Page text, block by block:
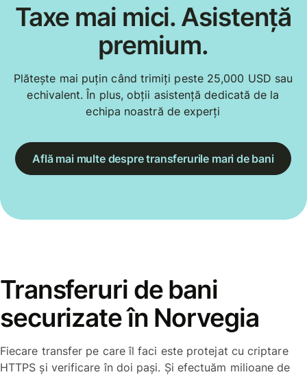
Taxe mai mici. Asistență
premium.
Plătește mai puțin când trimiți peste 25,000 USD sau
echivalent. În plus, obții asistență dedicată de la
echipa noastră de experți
Află mai multe despre transferurile mari de bani
Transferuri de bani
securizate în Norvegia
Fiecare transfer pe care îl faci este protejat cu criptare
HTTPS și verificare în doi pași. Și efectuăm milioane de